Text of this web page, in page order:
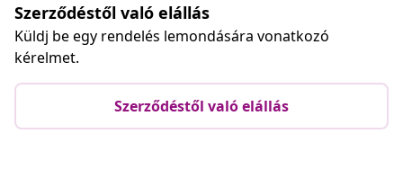
Szerződéstől való elállás
Küldj be egy rendelés lemondására vonatkozó
kérelmet.
Szerződéstől való elállás